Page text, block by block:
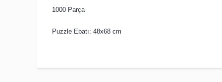
1000 Parça
Puzzle Ebatı: 48x68 cm